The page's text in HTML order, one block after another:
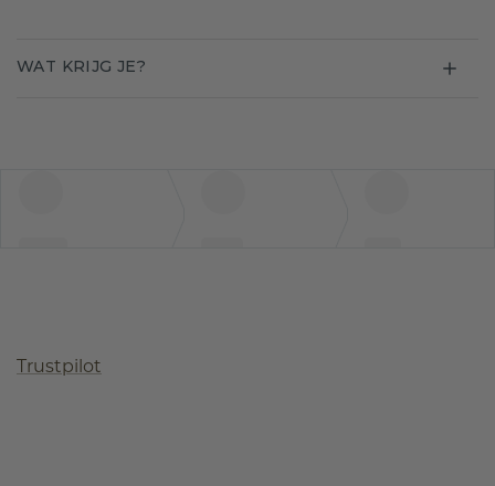
WAT KRIJG JE?
Trustpilot